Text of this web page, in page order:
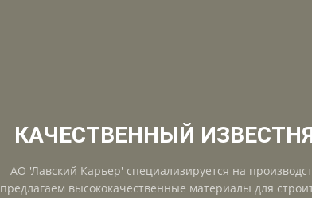
КАЧЕСТВЕННЫЙ
АО 'Лавский Карьер' специализируется на
предлагаем высококачественные материалы для